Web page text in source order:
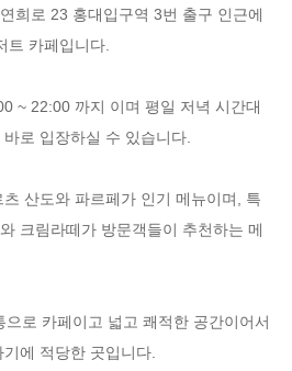
희로 23 홍대입구역 3번 출구 인근에
트 카페입니다.
~ 22:00 까지 이며 평일 저녁 시간대
로 입장하실 수 있습니다.
산도와 파르페가 인기 메뉴이며, 특
크림라떼가 방문객들이 추천하는 메
로 카페이고 넓고 쾌적한 공간이어서
에 적당한 곳입니다.